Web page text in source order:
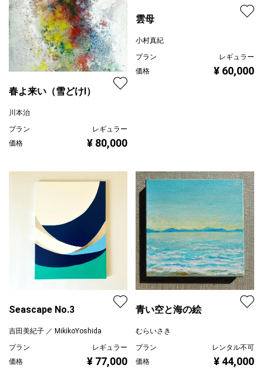
春よ来い（雪どけⅠ）
川本治
プラン
レギュラー
価格
¥ 80,000
雲母
小村真紀
プラン
レギュラー
価格
¥ 60,000
Seascape No.3
吉田美紀子 ／ MikikoYoshida
プラン
レギュラー
価格
¥ 77,000
青い空と海の絵
むらいさき
プラン
レンタル不可
価格
¥ 44,000